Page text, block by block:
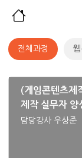
전체과정 웹
(게임콘텐츠제
제작 실무자 양
담당강사 우상준